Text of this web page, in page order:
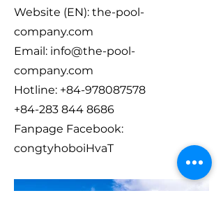
Website (EN): the-pool-
company.com
Email: info@the-pool-
company.com
Hotline: +84-978087578
+84-283 844 8686
Fanpage Facebook:
congtyhoboiHvaT